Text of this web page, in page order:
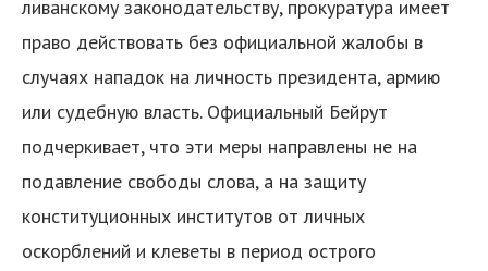
ливанскому законодательству, прокуратура имеет
право действовать без официальной жалобы в
случаях нападок на личность президента, армию
или судебную власть. Официальный Бейрут
подчеркивает, что эти меры направлены не на
подавление свободы слова, а на защиту
конституционных институтов от личных
оскорблений и клеветы в период острого